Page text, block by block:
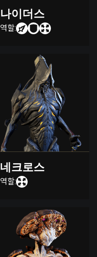
나이더스
역할:
네크로스
역할: